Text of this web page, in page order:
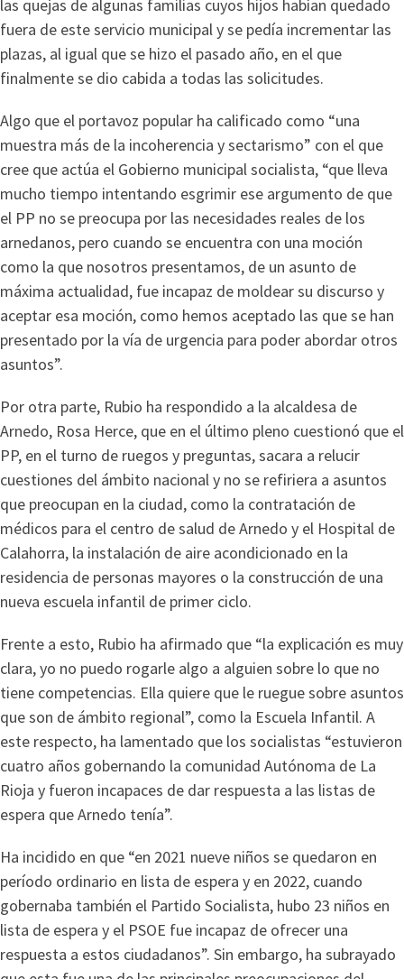
las quejas de algunas familias cuyos hijos habían quedado
fuera de este servicio municipal y se pedía incrementar las
plazas, al igual que se hizo el pasado año, en el que
finalmente se dio cabida a todas las solicitudes.
Algo que el portavoz popular ha calificado como “una
muestra más de la incoherencia y sectarismo” con el que
cree que actúa el Gobierno municipal socialista, “que lleva
mucho tiempo intentando esgrimir ese argumento de que
el PP no se preocupa por las necesidades reales de los
arnedanos, pero cuando se encuentra con una moción
como la que nosotros presentamos, de un asunto de
máxima actualidad, fue incapaz de moldear su discurso y
aceptar esa moción, como hemos aceptado las que se han
presentado por la vía de urgencia para poder abordar otros
asuntos”.
Por otra parte, Rubio ha respondido a la alcaldesa de
Arnedo, Rosa Herce, que en el último pleno cuestionó que el
PP, en el turno de ruegos y preguntas, sacara a relucir
cuestiones del ámbito nacional y no se refiriera a asuntos
que preocupan en la ciudad, como la contratación de
médicos para el centro de salud de Arnedo y el Hospital de
Calahorra, la instalación de aire acondicionado en la
residencia de personas mayores o la construcción de una
nueva escuela infantil de primer ciclo.
Frente a esto, Rubio ha afirmado que “la explicación es muy
clara, yo no puedo rogarle algo a alguien sobre lo que no
tiene competencias. Ella quiere que le ruegue sobre asuntos
que son de ámbito regional”, como la Escuela Infantil. A
este respecto, ha lamentado que los socialistas “estuvieron
cuatro años gobernando la comunidad Autónoma de La
Rioja y fueron incapaces de dar respuesta a las listas de
espera que Arnedo tenía”.
Ha incidido en que “en 2021 nueve niños se quedaron en
período ordinario en lista de espera y en 2022, cuando
gobernaba también el Partido Socialista, hubo 23 niños en
lista de espera y el PSOE fue incapaz de ofrecer una
respuesta a estos ciudadanos”. Sin embargo, ha subrayado